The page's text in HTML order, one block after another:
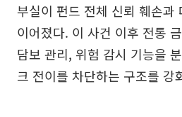
부실이 펀드 전체 신뢰 훼손과
이어졌다. 이 사건 이후 전통
담보 관리, 위험 감시 기능을
크 전이를 차단하는 구조를 강